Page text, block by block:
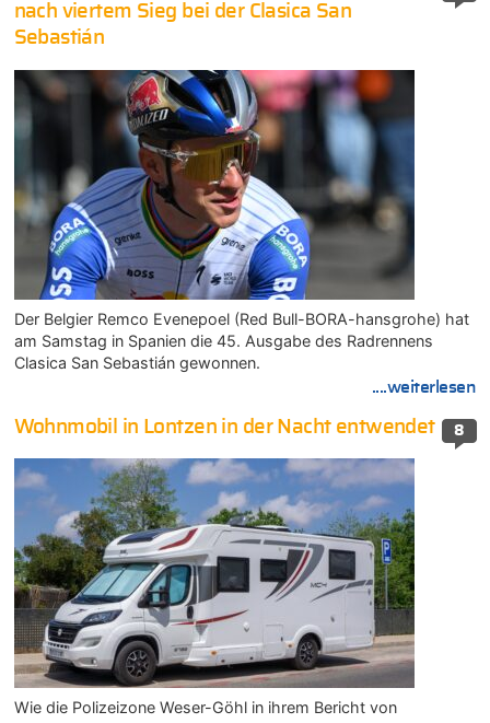
nach viertem Sieg bei der Clasica San
Sebastián
Der Belgier Remco Evenepoel (Red Bull-BORA-hansgrohe) hat
am Samstag in Spanien die 45. Ausgabe des Radrennens
Clasica San Sebastián gewonnen.
....weiterlesen
8
Wohnmobil in Lontzen in der Nacht entwendet
Wie die Polizeizone Weser-Göhl in ihrem Bericht von